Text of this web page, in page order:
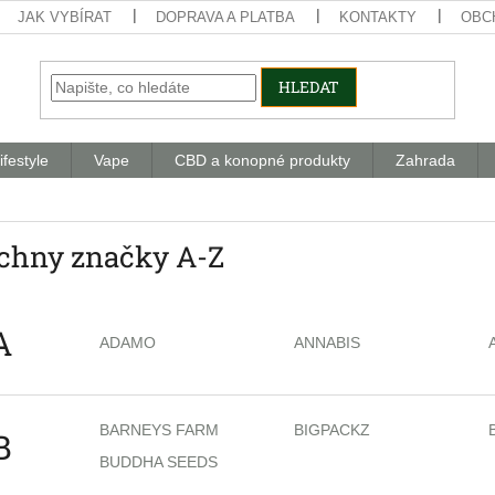
JAK VYBÍRAT DOPRAVA A PLATBA KONTAKTY
HLEDAT
Vape CBD a konopné produkty Zahrada
značky A-Z
ADAMO ANNABIS
BARNEYS FARM BIGPACKZ
BUDDHA SEEDS